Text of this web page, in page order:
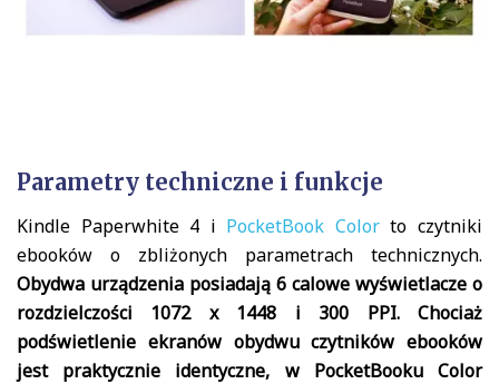
Parametry techniczne i funkcje
Kindle Paperwhite 4 i PocketBook Colorto czytniki
ebooków o zbliżonych parametrach technicznych.
Obydwa urządzenia posiadają 6 calowe wyświetlacze o
rozdzielczości 1072 x 1448 i 300 PPI. Chociaż
podświetlenie ekranów obydwu czytników ebooków
jest praktycznie identyczne, w PocketBooku Color